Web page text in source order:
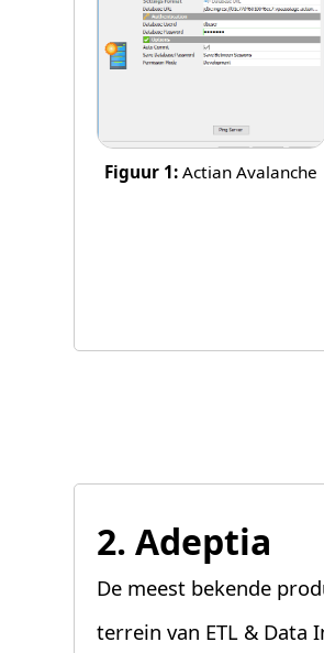
Figuur 1: Actian Avalanche
2. Adeptia
De meest bekende
terrein van ETL & Data